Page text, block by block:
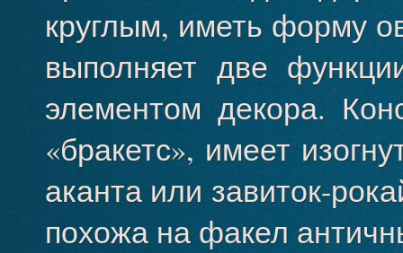
круглым, иметь форму
выполняет две
элементом декора.
«бракетс», имеет
аканта или завиток-
похожа на факел